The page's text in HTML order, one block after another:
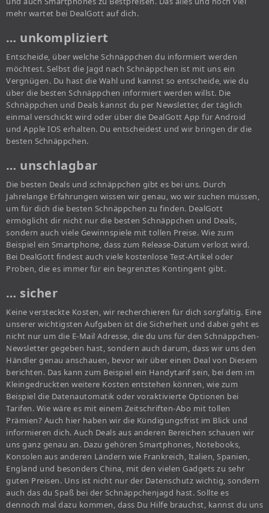
mehr wartet bei DealGott auf dich.
… unkompliziert
Entscheide, über welche Schnäppchen du informiert werden
möchtest. Selbst die Jagd nach Schnäppchen ist mit uns ein
Vergnügen. Du hast die Wahl und kannst so entscheide, wie du
über die besten Schnäppchen informiert werden willst. Die
Schnäppchen und Deals kannst du per Newsletter, der täglich
einmal verschickt wird oder über die DealGott App für Android
und Apple IOS erhalten. Du entscheidest und wir bringen dir die
besten Schnäppchen.
… unschlagbar
Die besten Deals und schnäppchen gibt es bei uns. Durch
Jahrelange Erfahrungen wissen wir genau, wo wir suchen müssen,
um für dich die besten Schnäppchen zu finden. DealGott
ermöglicht dir nicht nur die besten Schnäppchen und Deals,
sondern auch viele Gewinnspiele mit tollen Preise. Wie zum
Beispiel ein Smartphone, dass zum Release-Datum verlost wird.
Bei DealGott findest auch viele kostenlose Test-Artikel oder
Proben, die es immer für ein begrenztes Kontingent gibt.
… sicher
Keine versteckte Kosten, wir recherchieren für dich sorgfältig. Eine
unserer wichtigsten Aufgaben ist die Sicherheit und dabei geht es
nicht nur um die E-Mail Adresse, die du uns für den Schnäppchen-
Newsletter gegeben hast, sondern auch darum, dass wir uns den
Händler genau anschauen, bevor wir über einen Deal von Diesem
berichten. Das kann zum Beispiel ein Handytarif sein, bei dem im
Kleingedruckten weitere Kosten entstehen können, wie zum
Beispiel die Datenautomatik oder voraktivierte Optionen bei
Tarifen. Wie wäre es mit einem Zeitschriften-Abo mit tollen
Prämien? Auch hier haben wir die Kündigungsfrist im Blick und
informieren dich. Auch Deals aus anderen Bereichen schauen wir
uns ganz genau an. Dazu gehören Smartphones, Notebooks,
Konsolen aus anderen Ländern wie Frankreich, Italien, Spanien,
England und besonders China, mit den vielen Gadgets zu sehr
guten Preisen. Uns ist nicht nur der Datenschutz wichtig, sondern
auch das du Spaß bei der Schnäppchenjagd hast. Sollte es
dennoch mal dazu kommen, dass Du Hilfe brauchst, kannst du uns